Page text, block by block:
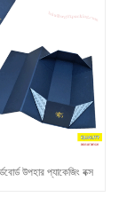
উপহার প্যাকেজিং বক্স